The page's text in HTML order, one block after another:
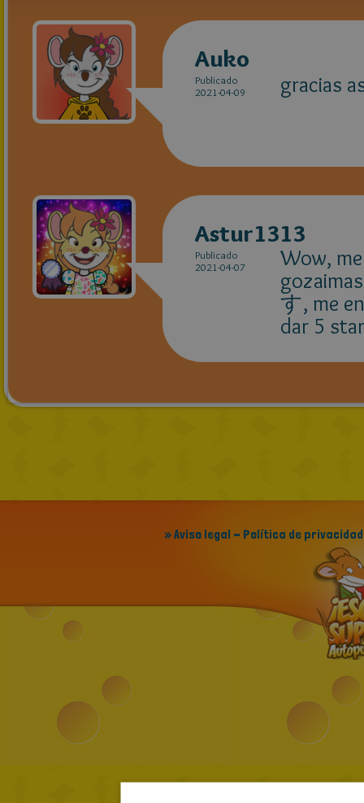
Auko
Publicado
2021-04-09
gracias
Astur1313
Publicado
2021-04-07
Wow,
す, me
dar 5
» Aviso legal - Política de privacidad